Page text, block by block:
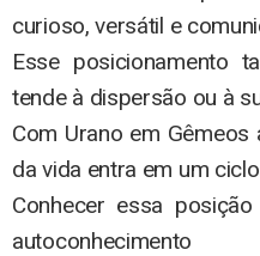
curioso, versátil e
Esse posicionamento
tende à dispersão ou à
Com Urano em
da vida entra em um
Conhecer essa
autoconhecimento